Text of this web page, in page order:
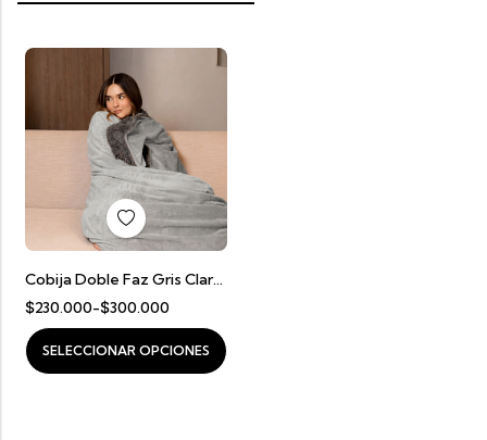
Cobija Doble Faz Gris Claro Con Gris Oscuro
$230.000-$300.000
SELECCIONAR OPCIONES